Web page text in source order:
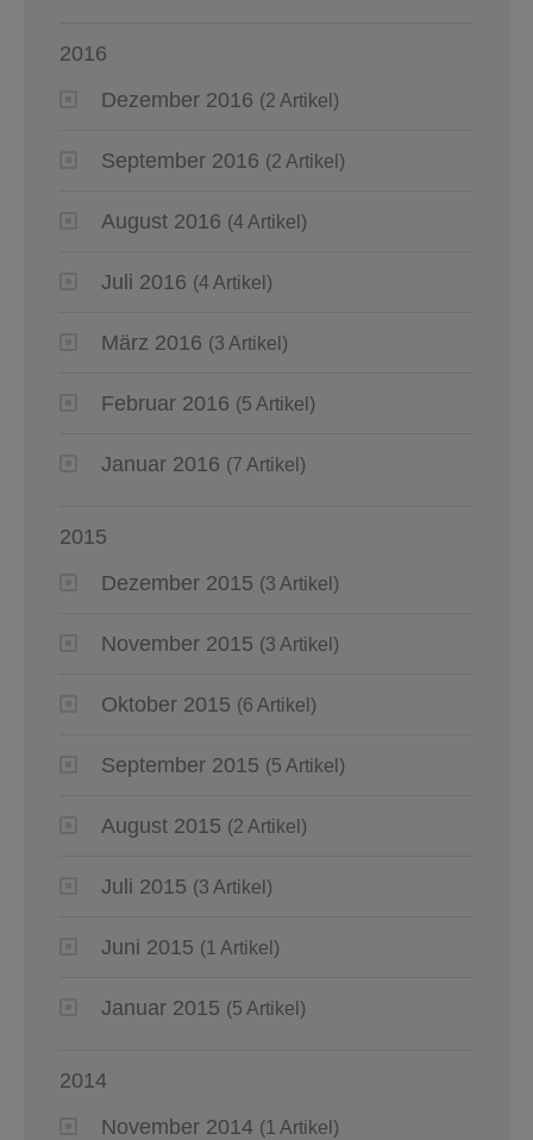
2016
Dezember 2016 (2 Artikel)
September 2016 (2 Artikel)
August 2016 (4 Artikel)
Juli 2016 (4 Artikel)
März 2016 (3 Artikel)
Februar 2016 (5 Artikel)
Januar 2016 (7 Artikel)
2015
Dezember 2015 (3 Artikel)
November 2015 (3 Artikel)
Oktober 2015 (6 Artikel)
September 2015 (5 Artikel)
August 2015 (2 Artikel)
Juli 2015 (3 Artikel)
Juni 2015 (1 Artikel)
Januar 2015 (5 Artikel)
2014
November 2014 (1 Artikel)